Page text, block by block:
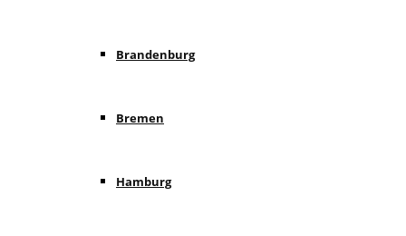
Brandenburg
Bremen
Hamburg